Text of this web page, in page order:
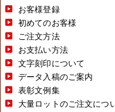
お客様登録
初めてのお客様
ご注文方法
お支払い方法
文字刻印について
データ入稿のご案内
表彰文例集
大量ロットのご注文につ